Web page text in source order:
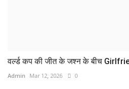
वर्ल्ड कप की जीत के जश्न के बीच
Admin Mar 12, 2026 0